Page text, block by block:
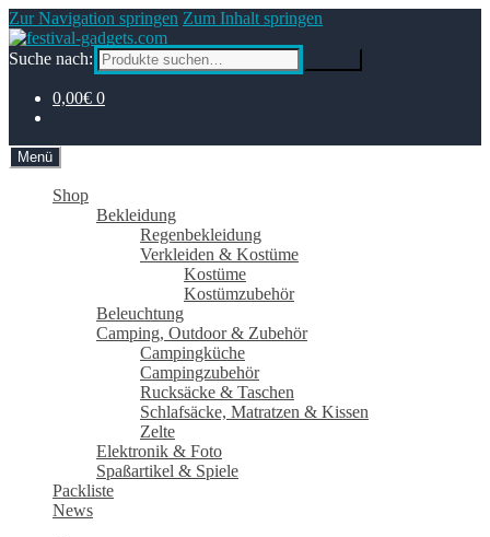
Zur Navigation springen Zum Inhalt springen
Suche nach:
0,00€ 0
Menü
Shop
Bekleidung
Regenbekleidung
Verkleiden & Kostüme
Kostüme
Kostümzubehör
Beleuchtung
Camping, Outdoor & Zubehör
Campingküche
Campingzubehör
Rucksäcke & Taschen
Schlafsäcke, Matratzen & Kissen
Zelte
Elektronik & Foto
Spaßartikel & Spiele
Packliste
News